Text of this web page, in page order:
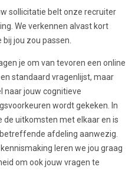
sollicitatie belt onze recruiter
We verkennen alvast kort
jou zou passen.
je om van tevoren een online
standaard vragenlijst, maar
naar jouw cognitieve
wordt gekeken. In
de uitkomsten met elkaar en is
afdeling aanwezig.
leren we jou graag
om ook jouw vragen te